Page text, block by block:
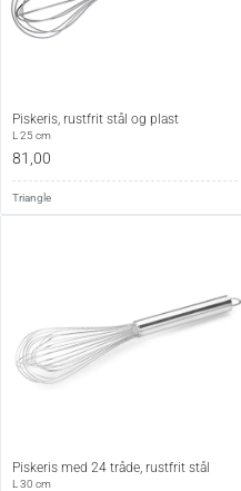
Piskeris, rustfrit stål og plast
L 25 cm
81,00
Triangle
Piskeris med 24 tråde, rustfrit stål
L 30 cm